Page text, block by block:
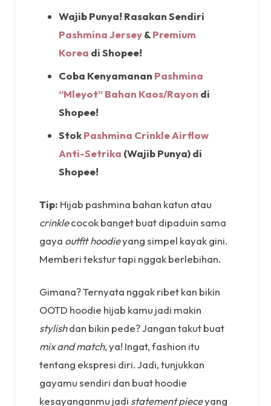
Wajib Punya! Rasakan Sendiri
Pashmina Jersey&Premium
Korea di Shopee!
Coba Kenyamanan Pashmina
“Mleyot” Bahan Kaos/Rayon di
Shopee!
StokPashmina Crinkle Airflow
Anti-Setrika (Wajib Punya) di
Shopee!
Tip: Hijab pashmina bahan katun atau
crinklecocok banget buat dipaduin sama
gaya outfit hoodieyang simpel kayak gini.
Memberi tekstur tapi nggak berlebihan.
Gimana? Ternyata nggak ribet kan bikin
OOTD hoodie hijab kamu jadi makin
stylishdan bikin pede? Jangan takut buat
mix and match, ya! Ingat, fashion itu
tentang ekspresi diri. Jadi, tunjukkan
gayamu sendiri dan buat hoodie
kesayanganmu jadi statement pieceyang